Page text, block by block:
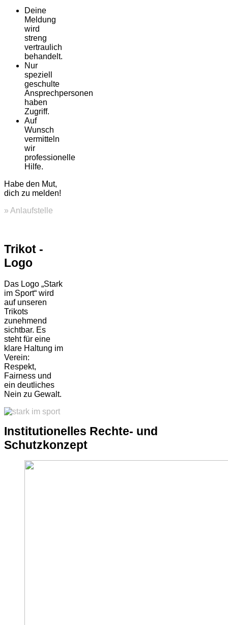
Deine
Meldung
wird
streng
vertraulich
behandelt.
Nur
speziell
geschulte
Ansprechpersonen
haben
Zugriff.
Auf
Wunsch
vermitteln
wir
professionelle
Hilfe.
Habe den Mut,
dich zu melden!
» Anlaufstelle
Trikot -
Logo
Das Logo „Stark
im Sport“ wird
auf unseren
Trikots
zunehmend
sichtbar. Es
steht für eine
klare Haltung im
Verein:
Respekt,
Fairness und
ein deutliches
Nein zu Gewalt.
Institutionelles Rechte- und
Schutzkonzept